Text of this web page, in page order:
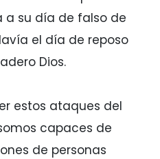
a su día de falso de
el día de reposo
Dios.
estos ataques del
capaces de
de personas